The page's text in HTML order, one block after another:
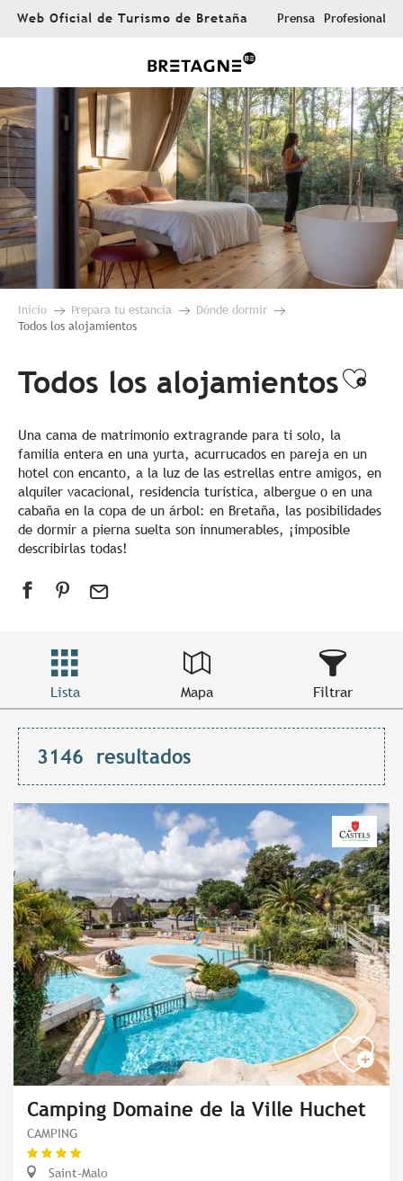
AllerWeb Oficial de Turismo de Bretaña Prensa Profesional
Inicio Prepara tu estancia
Dónde dormir
Todos los alojamientos
Todos los alojamientos
Una cama de matrimonio extragrande para ti solo, la
familia entera en una yurta, acurrucados en pareja en un
hotel con encanto, a la luz de las estrellas entre amigos, en
alquiler vacacional, residencia turística, albergue o en una
cabaña en la copa de un árbol: en Bretaña, las posibilidades
de dormir a pierna suelta son innumerables, ¡imposible
describirlas todas!
Lista Mapa Filtrar
3146 resultados
Camping Domaine de la Ville Huchet
CAMPING
Saint-Malo